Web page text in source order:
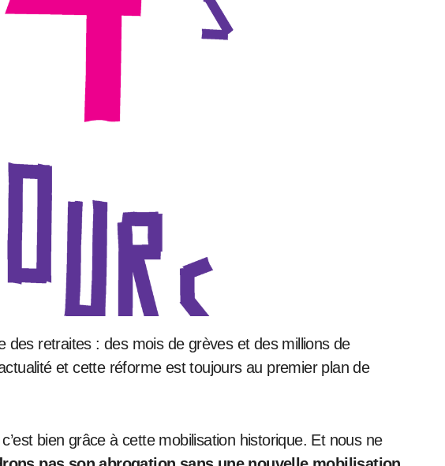
et cette réforme est toujours au premier plan de
bien grâce à cette mobilisation historique. Et nous ne